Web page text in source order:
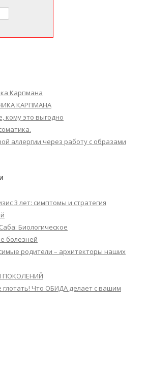
Карпмана
КАРПМАНА
кому это выгодно
аллергии через работу с образами
3 лет: симптомы и стратегия
Биологическое
болезней
родители – архитекторы наших
ПОКОЛЕНИЙ
глотать! Что ОБИДА делает с вашим